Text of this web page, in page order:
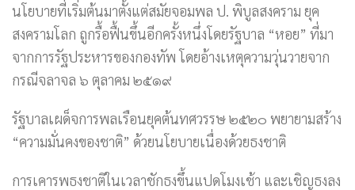
นโยบายที่เริ่มต้นมาตั้งแต่สมัยจอมพล ป. พิบูลสงคราม ยุค
สงครามโลก ถูกรื้อฟื้นขึ้นอีกครั้งหนึ่งโดยรัฐบาล “หอย” ที่มา
จากการรัฐประหารของกองทัพ โดยอ้างเหตุความวุ่นวายจาก
กรณีจลาจล ๖ ตุลาคม ๒๕๑๙
รัฐบาลเผด็จการพลเรือนยุคต้นทศวรรษ ๒๕๒๐ พยายามสร้าง
“ความมั่นคงของชาติ” ด้วยนโยบายเนื่องด้วยธงชาติ
การเคารพธงชาติในเวลาชักธงขึ้นแปดโมงเช้า และเชิญธงลง